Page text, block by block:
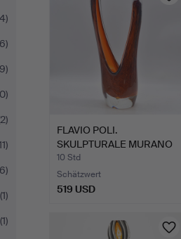
(1)
(1)
FLAVIO POLI.
SKULPTURALE MURANO
GLAS VASE,…
10 Std
Schätzwert
519 USD